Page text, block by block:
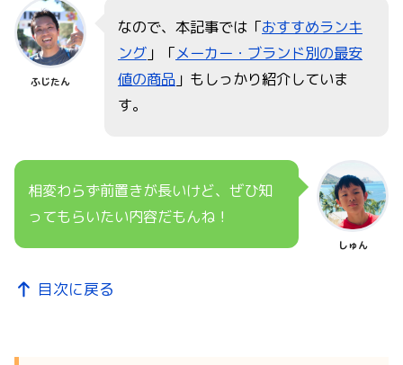
ふじたん
なので、本記事では「おすすめランキ
ング 」「メーカー・ブランド別の最安
値の商品 」もしっかり紹介していま
す。
相変わらず前置きが長いけど、ぜひ知
ってもらいたい内容だもんね！
しゅん
目次に戻る